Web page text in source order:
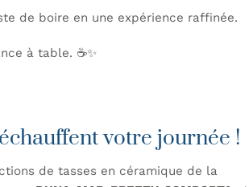
de boire en une expérience raffinée.
à table. ☕✨
votre journée !
de tasses en céramique de la